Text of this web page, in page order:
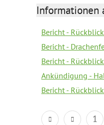
Informationen
Bericht -
Bericht -
Bericht -
Ankündigung -
Bericht -
1